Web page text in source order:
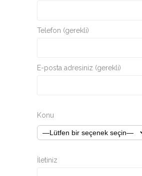
Telefon (gerekli)
E-posta adresiniz (gerekli)
Konu
İletiniz